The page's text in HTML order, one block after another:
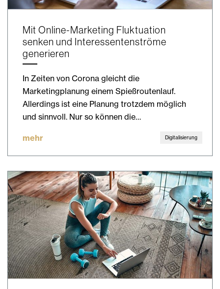
Mit Online-Marketing Fluktuation
senken und Interessentenströme
generieren
In Zeiten von Corona gleicht die
Marketingplanung einem Spießroutenlauf.
Allerdings ist eine Planung trotzdem möglich
und sinnvoll. Nur so können die…
mehr Digitalisierung